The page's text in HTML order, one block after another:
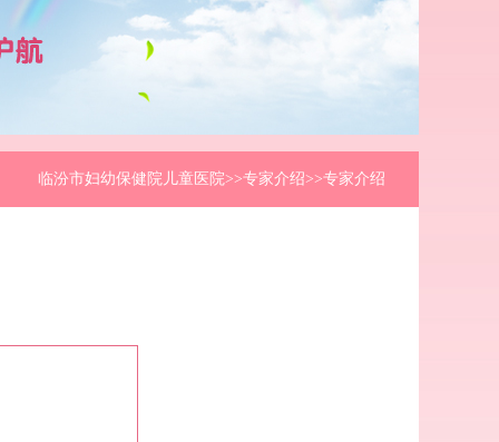
临汾市妇幼保健院儿童医院>>专家介绍>>专家介绍